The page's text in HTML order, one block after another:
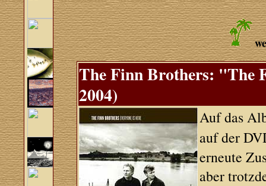
The Finn Brothers: "The
2004)
Auf das
auf der
erneute
aber